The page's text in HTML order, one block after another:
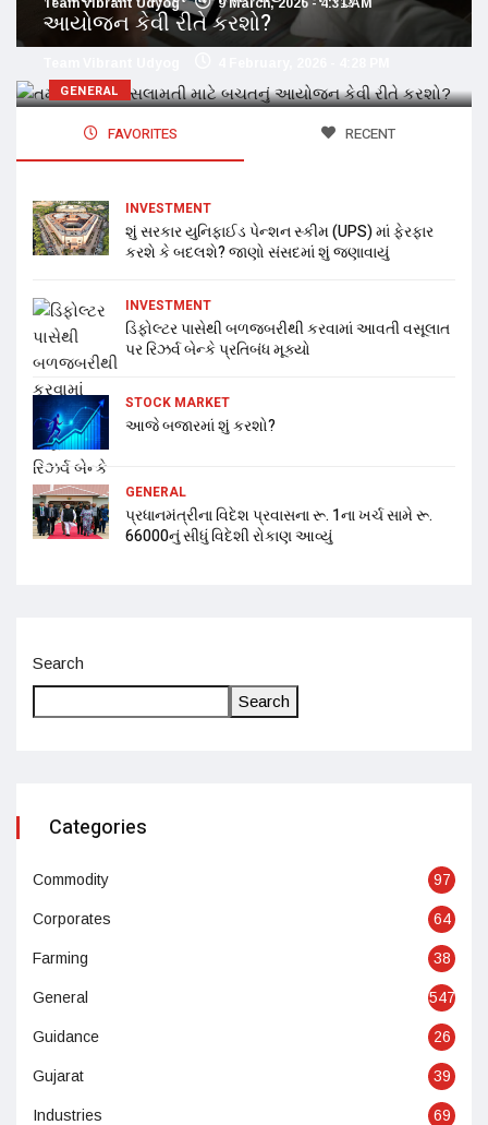
GENERAL
આયોજન કેવી રીતે કરશો?
FAVORITES RECENT
INVESTMENT
શું સરકાર યુનિફાઈડ પેન્શન સ્કીમ (UPS) માં ફેરફાર
કરશે કે બદલશે? જાણો સંસદમાં શું જણાવાયું
INVESTMENT
ડિફોલ્ટર પાસેથી બળજબરીથી કરવામાં આવતી વસૂલાત
પર રિઝર્વ બેન્કે પ્રતિબંધ મૂક્યો
STOCK MARKET
આજે બજારમાં શું કરશો?
GENERAL
પ્રધાનમંત્રીના વિદેશ પ્રવાસના રૂ. 1ના ખર્ચ સામે રૂ.
66000નું સીધું વિદેશી રોકાણ આવ્યું
Search
Search
Categories
Commodity 97
Corporates 64
Farming 38
General 547
Guidance 26
Gujarat 39
Industries 69